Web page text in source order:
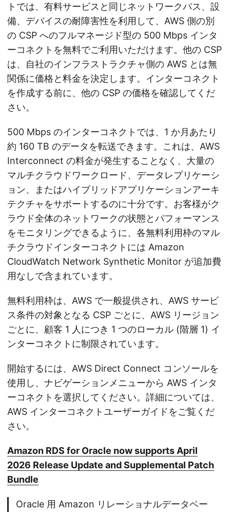
トでは、有料サービスと同じネットワークパス、設
備、デバイスの耐障害性を利用して、AWS 側の別
の CSP へのフルマネージド型の 500 Mbps インタ
ーコネクトを無料でご利用いただけます。他の CSP
は、自社のインフラストラクチャ側の AWS とは無
関係に価格と料金を決定します。インターコネクト
を作成する前に、他の CSP の価格を確認してくだ
さい。
500 Mbps のインターコネクトでは、1 か月あたり
約 160 TB のデータを転送できます。これは、AWS
Interconnect の料金が発生することなく、大量の
マルチクラウドワークロード、データレプリケーシ
ョン、またはハイブリッドアプリケーションアーキ
テクチャをサポートするのに十分です。お客様がク
ラウド全体のネットワークの状態とパフォーマンス
をモニタリングできるように、各無料利用枠のマル
チクラウドインターコネクトには Amazon
CloudWatch Network Synthetic Monitor が追加費
用なしで含まれています。
無料利用枠は、AWS で一般提供され、AWS サービ
ス条件の対象となる CSP ごとに、AWS リージョン
ごとに、顧客 1 人につき 1 つのローカル (階層 1) イ
ンターコネクトに制限されています。
開始するには、AWS Direct Connect コンソールを
使用し、ナビゲーションメニューから AWS インタ
ーコネクトを選択してください。詳細については、
AWS インターコネクトユーザーガイドをご覧くだ
さい。
Amazon RDS for Oracle now supports April
2026 Release Update and Supplemental Patch
Bundle
Oracle 用 Amazon リレーショナルデータベー